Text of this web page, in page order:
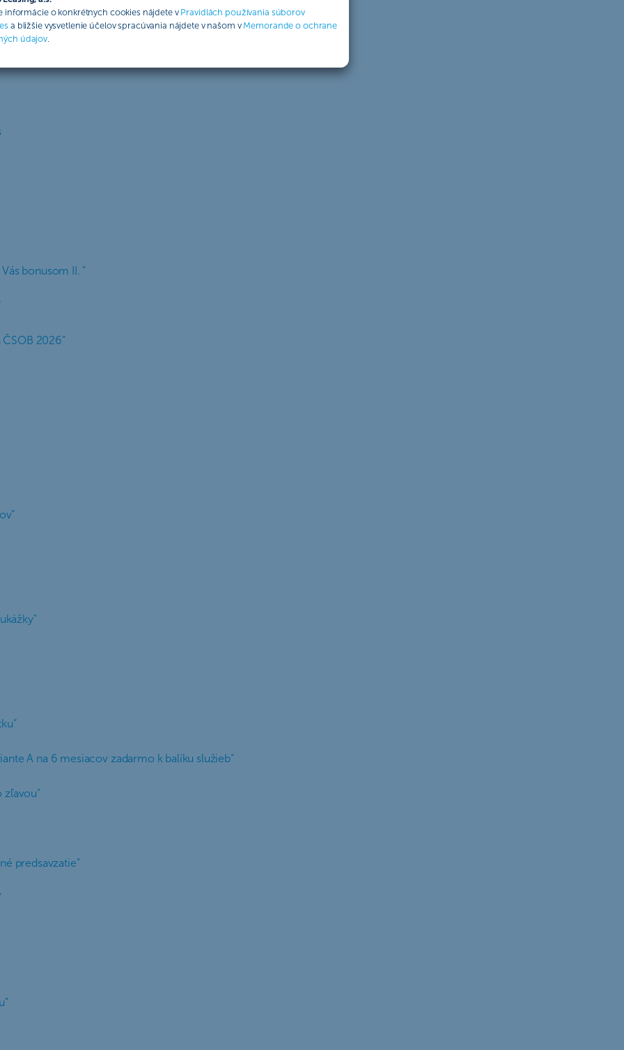
informácie o konkrétnych cookies nájdete v Pravidlách používania súborov
a bližšie vysvetlenie účelov spracúvania nájdete v našom v Memorande o ochrane
údajov
sieti Priority Pass“
bonusom II. “
2026“
A na 6 mesiacov zadarmo k balíku služieb“
zľavou“
predsavzatie”